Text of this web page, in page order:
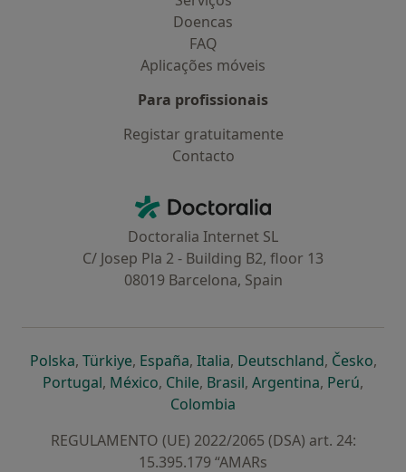
Doencas
FAQ
Aplicações móveis
Para profissionais
Registar gratuitamente
Contacto
Doctoralia - Homepage
Doctoralia Internet SL
C/ Josep Pla 2 - Building B2, floor 13
08019 Barcelona, Spain
Polskaabre num novo separador
, Türkiyeabre num novo separador
, Españaabre num novo separador
, Italiaabre num novo
, Deutschlandabre num
, Česko,
Portugalabre num novo separador
, Méxicoabre num novo separador
, Chileabre num novo separador
, Brasilabre num novo
, Argentinaabre num
, Perúabre
,
Colombia
REGULAMENTO (UE) 2022/2065 (DSA) art. 24:
15.395.179 “AMARs